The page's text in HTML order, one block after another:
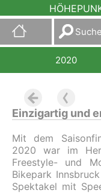
Suchen
nach:
2020
Einzigartig und
Mit dem
2020 war im
Freestyle- und
Bikepark
Spektakel mit